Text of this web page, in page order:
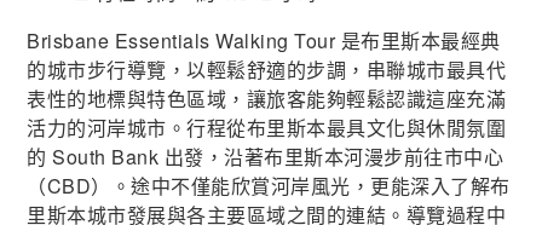
Brisbane Essentials Walking Tour 是布里斯本最經典
的城市步行導覽，以輕鬆舒適的步調，串聯城市最具代
表性的地標與特色區域，讓旅客能夠輕鬆認識這座充滿
活力的河岸城市。行程從布里斯本最具文化與休閒氛圍
的 South Bank 出發，沿著布里斯本河漫步前往市中心
（CBD）。途中不僅能欣賞河岸風光，更能深入了解布
里斯本城市發展與各主要區域之間的連結。導覽過程中